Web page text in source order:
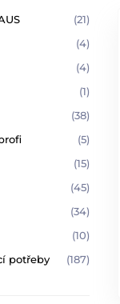
(21)
(4)
(4)
(1)
(38)
(5)
(15)
(45)
(34)
(10)
potřeby
(187)